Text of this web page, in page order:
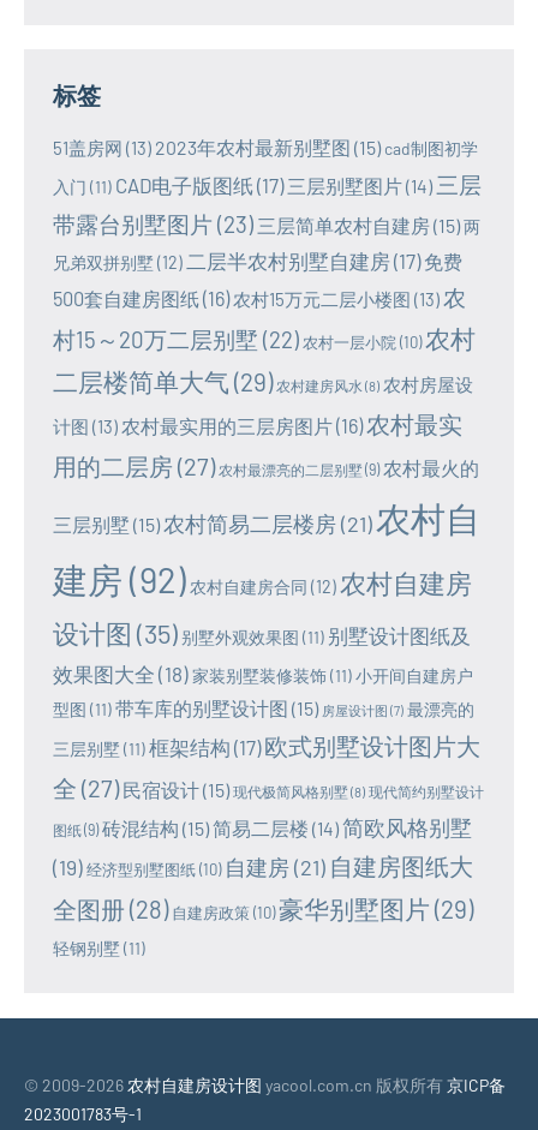
标签
51盖房网 (13) 2023年农村最新别墅图 (15) cad制图初学
入门 (11) CAD电子版图纸(17) 三层别墅图片(14) 三层
带露台别墅图片 (23) 三层简单农村自建房(15)两
兄弟双拼别墅 (12) 二层半农村别墅自建房(17) 免费
500套自建房图纸(16) 农村15万元二层小楼图 (13)农
村15～20万二层别墅 (22)农村一层小院(10)农村
二层楼简单大气 (29) 农村建房风水 (8) 农村房屋设
计图 (13) 农村最实用的三层房图片(16)农村最实
用的二层房 (27) 农村最漂亮的二层别墅(9) 农村最火的
三层别墅 (15)农村简易二层楼房(21)农村自
建房 (92)农村自建房合同 (12)农村自建房
设计图 (35) 别墅外观效果图 (11) 别墅设计图纸及
效果图大全 (18)家装别墅装修装饰(11)小开间自建房户
型图 (11)带车库的别墅设计图 (15) 房屋设计图 (7) 最漂亮的
三层别墅 (11)框架结构 (17) 欧式别墅设计图片大
全 (27) 民宿设计(15) 现代极简风格别墅(8) 现代简约别墅设计
图纸(9) 砖混结构 (15)简易二层楼 (14)简欧风格别墅
(19)经济型别墅图纸(10) 自建房(21) 自建房图纸大
全图册 (28) 自建房政策(10)豪华别墅图片 (29)
轻钢别墅 (11)
© 2009-2026农村自建房设计图 yacool.com.cn 版权所有京ICP备
2023001783号-1